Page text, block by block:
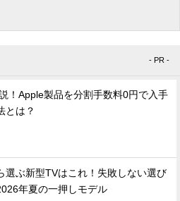
- PR -
！Apple製品を分割手数料0円で入手
とは？
選ぶ新型TVはこれ！失敗しない選び
年夏の一押しモデル